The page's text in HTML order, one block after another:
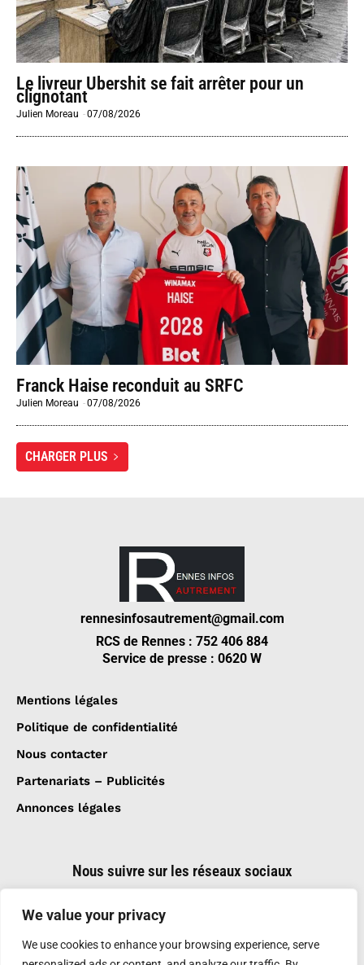
We value your privacy
We use cookies to enhance your browsing experience, serve
Le livreur Ubershit se fait arrêter pour un
clignotant
Julien Moreau -07/08/2026
Franck Haise reconduit au SRFC
Julien Moreau -07/08/2026
CHARGER PLUS
rennesinfosautrement@gmail.com
RCS de Rennes : 752 406 884
Service de presse : 0620 W
Mentions légales
Politique de confidentialité
Nous contacter
Partenariats – Publicités
Annonces légales
Nous suivre sur les réseaux sociaux